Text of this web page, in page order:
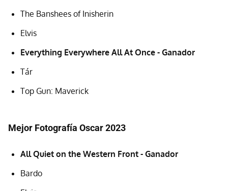
The Banshees of Inisherin
Elvis
Everything Everywhere All At Once - Ganador
Tár
Top Gun: Maverick
Mejor Fotografía Oscar 2023
All Quiet on the Western Front - Ganador
Bardo